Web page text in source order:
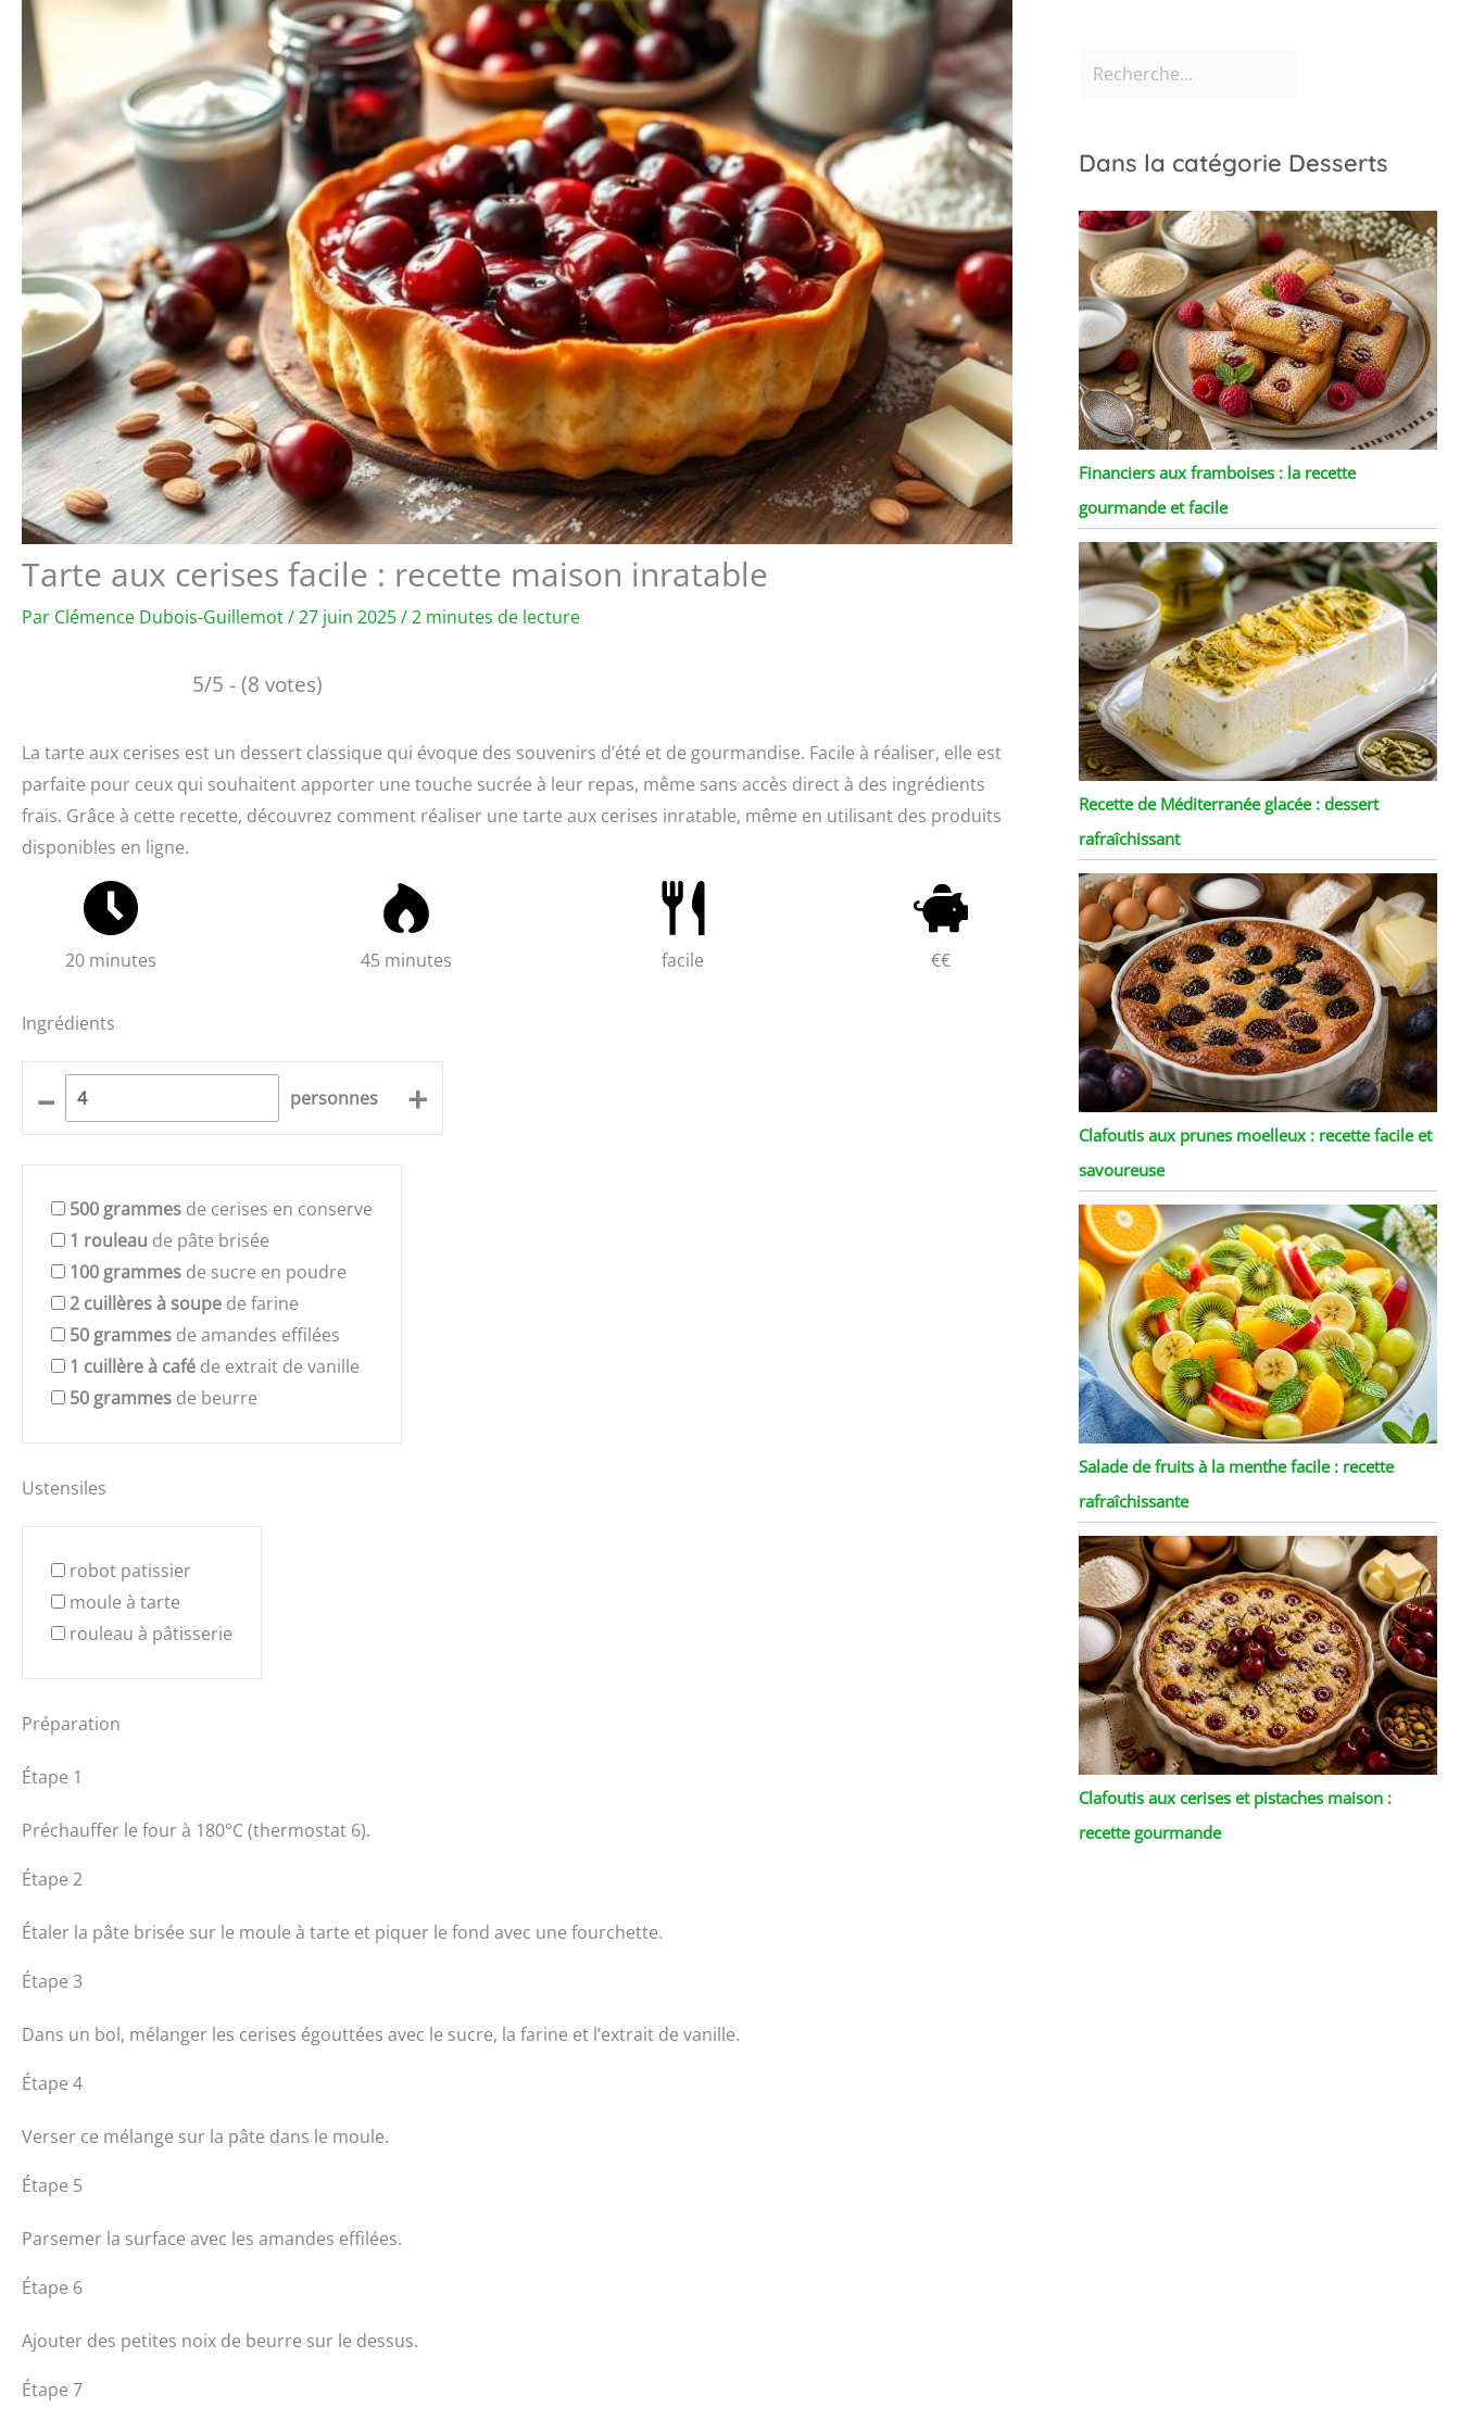
Tarte aux cerises facile : recette maison inratable
Par Clémence Dubois-Guillemot/27 juin 2025/2 minutes de lecture
5/5 - (8 votes)
La tarte aux cerises est un dessert classique qui évoque des souvenirs d’été et de gourmandise. Facile à réaliser, elle est
parfaite pour ceux qui souhaitent apporter une touche sucrée à leur repas, même sans accès direct à des ingrédients
frais. Grâce à cette recette, découvrez comment réaliser une tarte aux cerises inratable, même en utilisant des produits
disponibles en ligne.
20 minutes 45 minutes facile €€
Ingrédients
– personnes +
500 grammes de cerises en conserve
1 rouleau de pâte brisée
100 grammes de sucre en poudre
2 cuillères à soupe de farine
50 grammes de amandes effilées
1 cuillère à café de extrait de vanille
50 grammes de beurre
Ustensiles
robot patissier
moule à tarte
rouleau à pâtisserie
Préparation
Étape 1
Préchauffer le four à 180°C (thermostat 6).
Étape 2
Étaler la pâte brisée sur le moule à tarte et piquer le fond avec une fourchette.
Étape 3
Dans un bol, mélanger les cerises égouttées avec le sucre, la farine et l’extrait de vanille.
Étape 4
Verser ce mélange sur la pâte dans le moule.
Étape 5
Parsemer la surface avec les amandes effilées.
Étape 6
Ajouter des petites noix de beurre sur le dessus.
Étape 7
Dans la catégorie Desserts
Financiers aux framboises : la recette
gourmande et facile
Recette de Méditerranée glacée : dessert
rafraîchissant
Clafoutis aux prunes moelleux : recette facile et
savoureuse
Salade de fruits à la menthe facile : recette
rafraîchissante
Clafoutis aux cerises et pistaches maison :
recette gourmande